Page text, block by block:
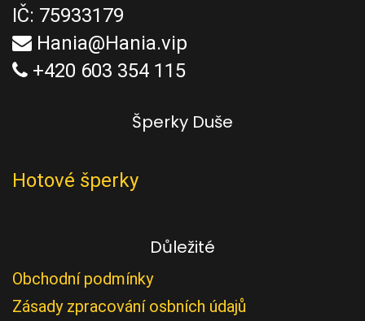
IČ: 75933179
Hania@Hania.vip
+420 603 354 115
Šperky Duše
Hotové šperky
Důležité
Obchodní podmínky
Zásady zpracování osbních údajů